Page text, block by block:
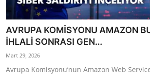
AVRUPA KOMİSYONU AMAZON
İHLALİ SONRASI GEN...
Mart 29, 2026
Avrupa Komisyonu’nun Amazon Web